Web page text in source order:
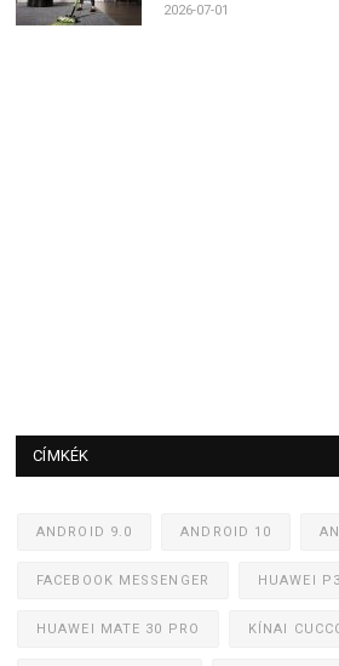
2026-07-01
CÍMKÉK
ANDROID 9.0 ANDROID 10
FACEBOOK MESSENGER HUAWEI
HUAWEI MATE 30 PRO KÍNAI